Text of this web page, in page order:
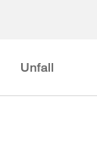
Unfall